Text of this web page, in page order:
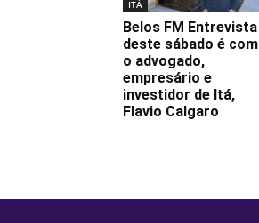
ITÁ
Belos FM Entrevista
deste sábado é com
o advogado,
empresário e
investidor de Itá,
Flavio Calgaro